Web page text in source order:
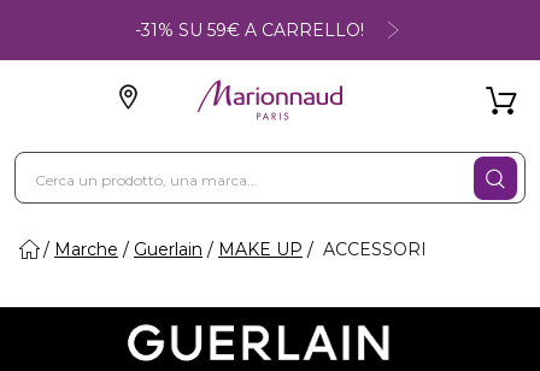
-31% SU 59€ A CARRELLO!
Marche Guerlain MAKE UP ACCESSORI